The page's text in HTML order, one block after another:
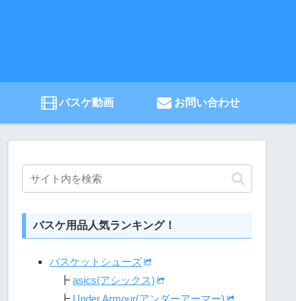
バスケ動画 お問い合わせ
バスケ用品人気ランキング！
バスケットシューズ
┣ asics(アシックス)